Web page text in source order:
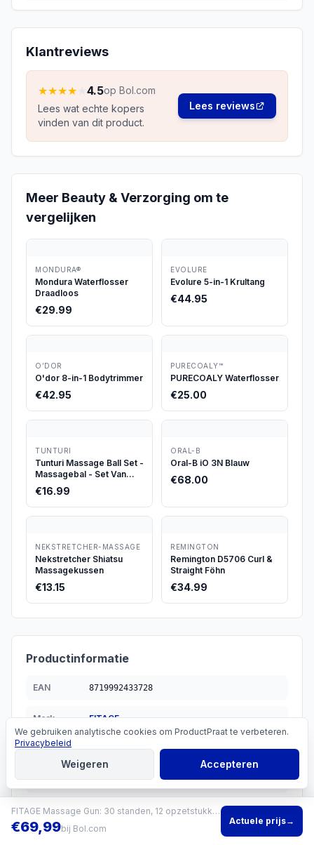
Klantreviews
★★★★ 4.5op Bol.com
Lees wat echte kopers
vinden van dit product.
Lees reviews
Meer Beauty & Verzorging om te
vergelijken
MONDURA®
Mondura Waterflosser
Draadloos
€29.99
EVOLURE
Evolure 5-in-1 Krultang
€44.95
O’DOR
O'dor 8-in-1 Bodytrimmer
€42.95
PURECOALY™
PURECOALY Waterflosser
€25.00
TUNTURI
Tunturi Massage Ball Set -
Massagebal - Set Van
Twee Massageballen -
Kurk
€16.99
ORAL-B
Oral-B iO 3N Blauw
€68.00
NEKSTRETCHER-MASSAGE
Nekstretcher Shiatsu
Massagekussen
€13.15
REMINGTON
Remington D5706 Curl &
Straight Föhn
€34.99
Productinformatie
EAN 8719992433728
Merk FITAGE
Categorie Beauty verzorging
Aanbevolen €69.99
FITAGE Massage Gun: 30 standen, 12 opzetstukken, 7 uur batterij
€69,99bij Bol.com
Actuele prijs→
Cookies
We gebruiken analytische cookies om ProductPraat te verbeteren.
Privacybeleid
Weigeren Accepteren